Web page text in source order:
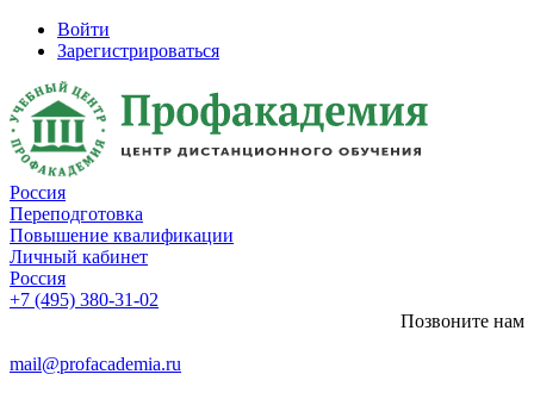
Войти
Зарегистрироваться
Россия
Переподготовка
Повышение квалификации
Личный кабинет
Россия
+7 (495) 380-31-02
Позвоните нам
mail@profacademia.ru